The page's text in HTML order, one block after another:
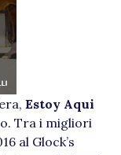
Estoy Aqui
Tra i migliori
al Glock’s